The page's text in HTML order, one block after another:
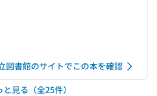
図書館のサイトでこの本を確認
と見る（全25件）